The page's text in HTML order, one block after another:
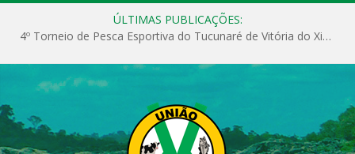
ÚLTIMAS PUBLICAÇÕES:
4º Torneio de Pesca Esportiva do Tucunaré de Vitória do Xingu